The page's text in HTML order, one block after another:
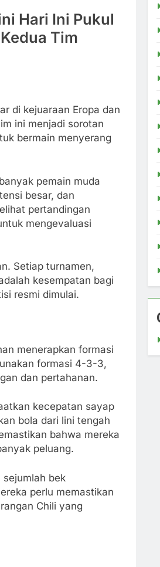
Hari Ini Pukul
Tim
di kejuaraan Eropa dan
ini menjadi sorotan
bermain menyerang
pemain muda
besar, dan
pertandingan
mengevaluasi
Setiap turnamen,
kesempatan bagi
resmi dimulai.
menerapkan formasi
formasi 4-3-3,
dan pertahanan.
kecepatan sayap
bola dari lini tengah
bahwa mereka
peluang.
sejumlah bek
perlu memastikan
Chili yang